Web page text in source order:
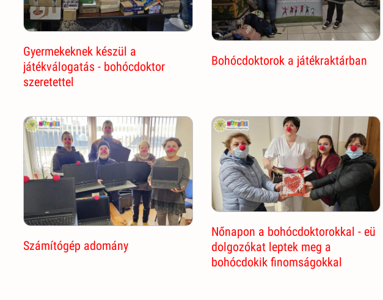
Gyermekeknek készül a
játékválogatás - bohócdoktor
szeretettel
Bohócdoktorok a játékraktárban
Számítógép adomány
Nőnapon a bohócdoktorokkal - eü
dolgozókat leptek meg a
bohócdokik finomságokkal